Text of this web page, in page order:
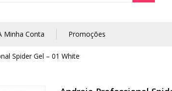
Minha Conta Promoções
Spider Gel – 01 White